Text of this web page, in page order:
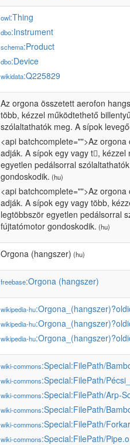
owl:Thing
dbo:Instrument
schema:Product
dbo:Device
wikidata:Q225829
Az orgona összetett aerofon
több, kézzel működtethető
szólaltathatók meg. A sípok
<api batchcomplete="">Az
adják. A sípok egy vagy t,
egyetlen pedálsorral
gondoskodik. (hu)
<api batchcomplete="">Az
adják. A sípok egy vagy több,
legtöbbször egyetlen pedálsorral
fújtatómotor gondoskodik. (hu)
Orgona (hangszer) (hu)
freebase:Orgona (hangszer)
wikipedia-hu
wikipedia-hu
wikipedia-hu
wiki-commons:Special:FilePath/
wiki-commons:Special:FilePath/
wiki-commons:Special:FilePath/Arp-
wiki-commons:Special:FilePath/
wiki-commons:Special:FilePath/
wiki-commons:Special:FilePath/